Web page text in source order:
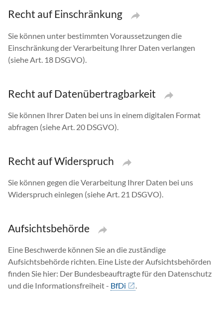
Recht auf Einschränkung
Sie können unter bestimmten Voraussetzungen die
Einschränkung der Verarbeitung Ihrer Daten verlangen
(siehe Art. 18 DSGVO).
Recht auf Datenübertragbarkeit
Sie können Ihrer Daten bei uns in einem digitalen Format
abfragen (siehe Art. 20 DSGVO).
Recht auf Widerspruch
Sie können gegen die Verarbeitung Ihrer Daten bei uns
Widerspruch einlegen (siehe Art. 21 DSGVO).
Aufsichtsbehörde
Eine Beschwerde können Sie an die zuständige
Aufsichtsbehörde richten. Eine Liste der Aufsichtsbehörden
finden Sie hier: Der Bundesbeauftragte für den Datenschutz
und die Informationsfreiheit - BfDi .